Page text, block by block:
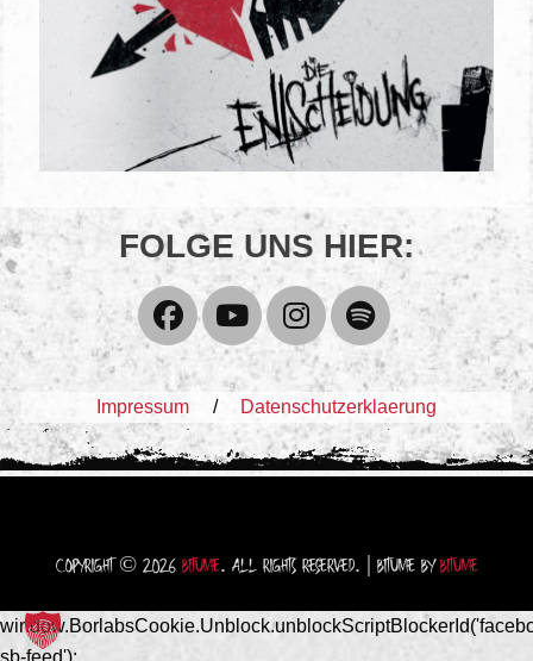
FOLGE UNS HIER:
Facebook
YouTube
Instagram
Spotify
Impressum Datenschutzerklaerung
COPYRIGHT © 2026 BITUME. ALL RIGHTS RESERVED. | BITUME BYBITUME
sb-feed');